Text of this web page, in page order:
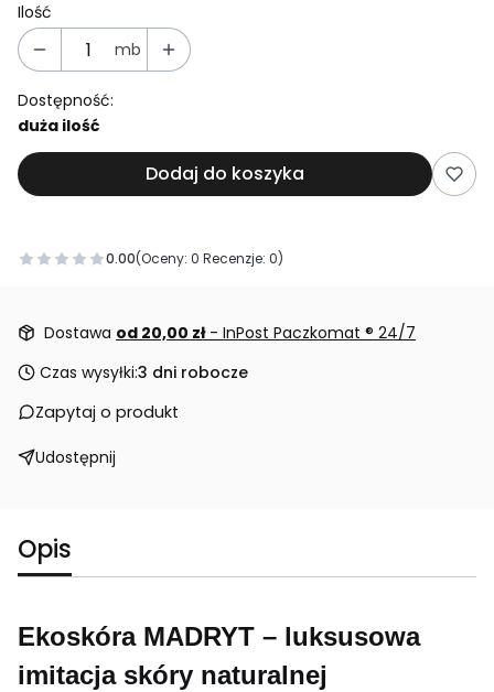
Ilość
mb
Dostępność:
duża ilość
Dodaj do koszyka
0.00(Oceny: 0 Recenzje: 0)
Przejdź do sekcji Opinie
Dostawa od 20,00 zł - InPost Paczkomat ® 24/7
Czas wysyłki:3 dni robocze
Zapytaj o produkt
Udostępnij
Opis
Ekoskóra MADRYT – luksusowa
imitacja skóry naturalnej